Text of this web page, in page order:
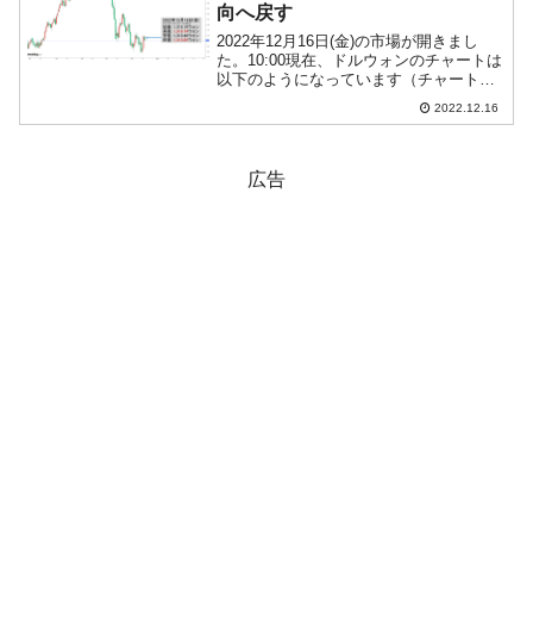
向へ戻す
2022年12月16日(金)の市場が開きまし
た。10:00現在、ドルウォンのチャートは
以下のようになっています（チャートは
『Investing.com』より引用）。前日は陽
線が伸びました。本日はそれを受けての
2022.12.16
広告